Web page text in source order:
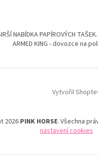
NABÍDKA PAPÍROVÝCH TAŠEK.
ARMED KING - dovozce na
Vytvořil
2026 PINK HORSE. Všechna
nastavení cookies